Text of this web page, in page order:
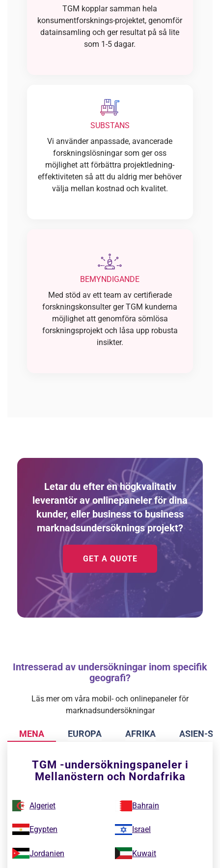
TGM kopplar samman hela
konsumentforsknings-projektet, genomför
datainsamling och ger resultat på så lite
som 1-5 dagar.
SUBSTANS
Vi använder anpassade, avancerade
forskningslösningar som ger oss
möjlighet att förbättra projektledning-
effektiviteten så att du aldrig mer behöver
välja mellan kostnad och kvalitet.
BEMYNDIGANDE
Med stöd av ett team av certifierade
forskningskonsulter ger TGM kunderna
möjlighet att genomföra sömlösa
forskningsprojekt och låsa upp robusta
insikter.
Letar du efter en högkvalitativ
leverantör av onlinepaneler för dina
kunder, eller business to business
marknadsundersöknings projekt?
GET A QUOTE
Intresserad av undersökningar inom specifik
geografi?
Läs mer om våra mobil- och onlinepaneler för
marknadsundersökningar
MENA EUROPA AFRIKA ASIEN-
TGM -undersökningspaneler i
Mellanöstern och Nordafrika
Algeriet Bahrain
Egypten Israel
Jordanien Kuwait